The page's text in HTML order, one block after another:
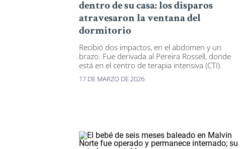
dentro de su casa: los disparos
atravesaron la ventana del
dormitorio
Recibió dos impactos, en el abdomen y un
brazo. Fue derivada al Pereira Rossell, donde
está en el centro de terapia intensiva (CTI).
17 DE MARZO DE 2026